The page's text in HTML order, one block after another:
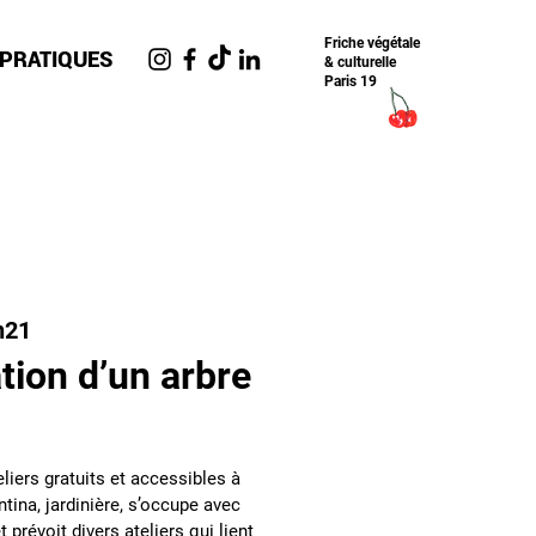
Friche​ végétale
& culturelle
Paris 19
d’un arbre
gratuits et accessibles à
jardinière, s’occupe avec
prévoit divers ateliers qui lient